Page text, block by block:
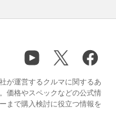
が運営するクルマに関するあ
価格やスペックなどの公式情
まで購入検討に役立つ情報を